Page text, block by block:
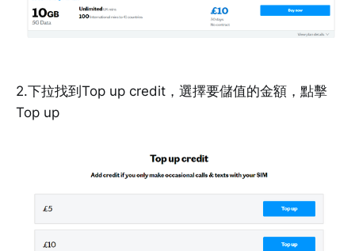
2.下拉找到Top up credit，選擇要儲值的金額，點擊
Top up